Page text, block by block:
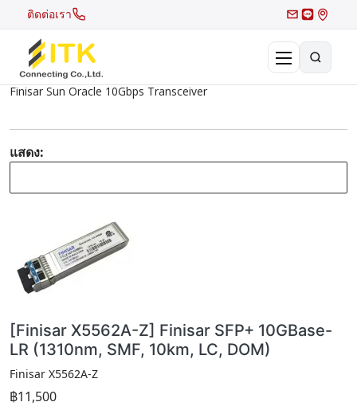
ติดต่อเรา
Recent Search
Hot Search
Finisar Sun Oracle 10Gbps Transceiver
แสดง:
[Finisar X5562A-Z] Finisar SFP+ 10GBase-
LR (1310nm, SMF, 10km, LC, DOM)
Finisar X5562A-Z
฿11,500